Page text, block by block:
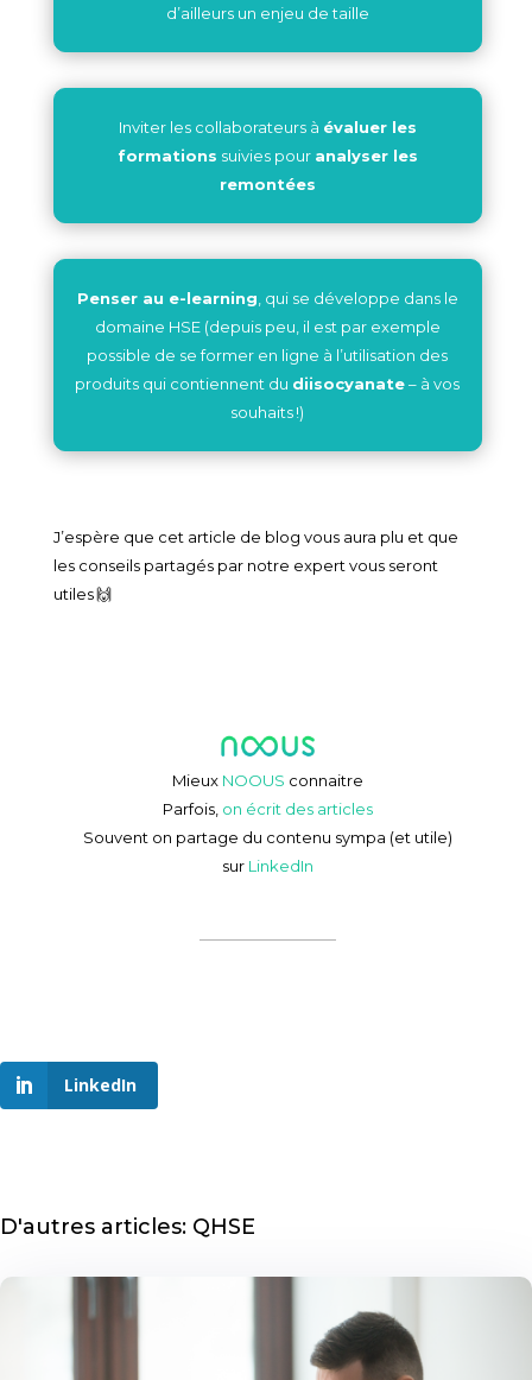
d’ailleurs un enjeu de taille
Inviter les collaborateurs à évaluer les
formations suivies pour analyser les
remontées
Penser au e-learning , qui se développe dans le
domaine HSE (depuis peu, il est par exemple
possible de se former en ligne à l’utilisation des
produits qui contiennent du diisocyanate– à vos
souhaits !)
J’espère que cet article de blog vous aura plu et que
les conseils partagés par notre expert vous seront
utiles 🙌
Mieux NOOUS connaitre
Parfois, on écrit des articles
Souvent on partage du contenu sympa (et utile)
sur LinkedIn
LinkedIn
D'autres articles: QHSE